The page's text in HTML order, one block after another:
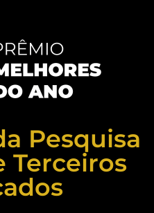
Pesquisa
Terceiros